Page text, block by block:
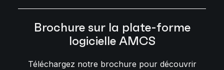
Brochure sur la plate-forme
logicielle AMCS
Téléchargez notre brochure pour découvrir